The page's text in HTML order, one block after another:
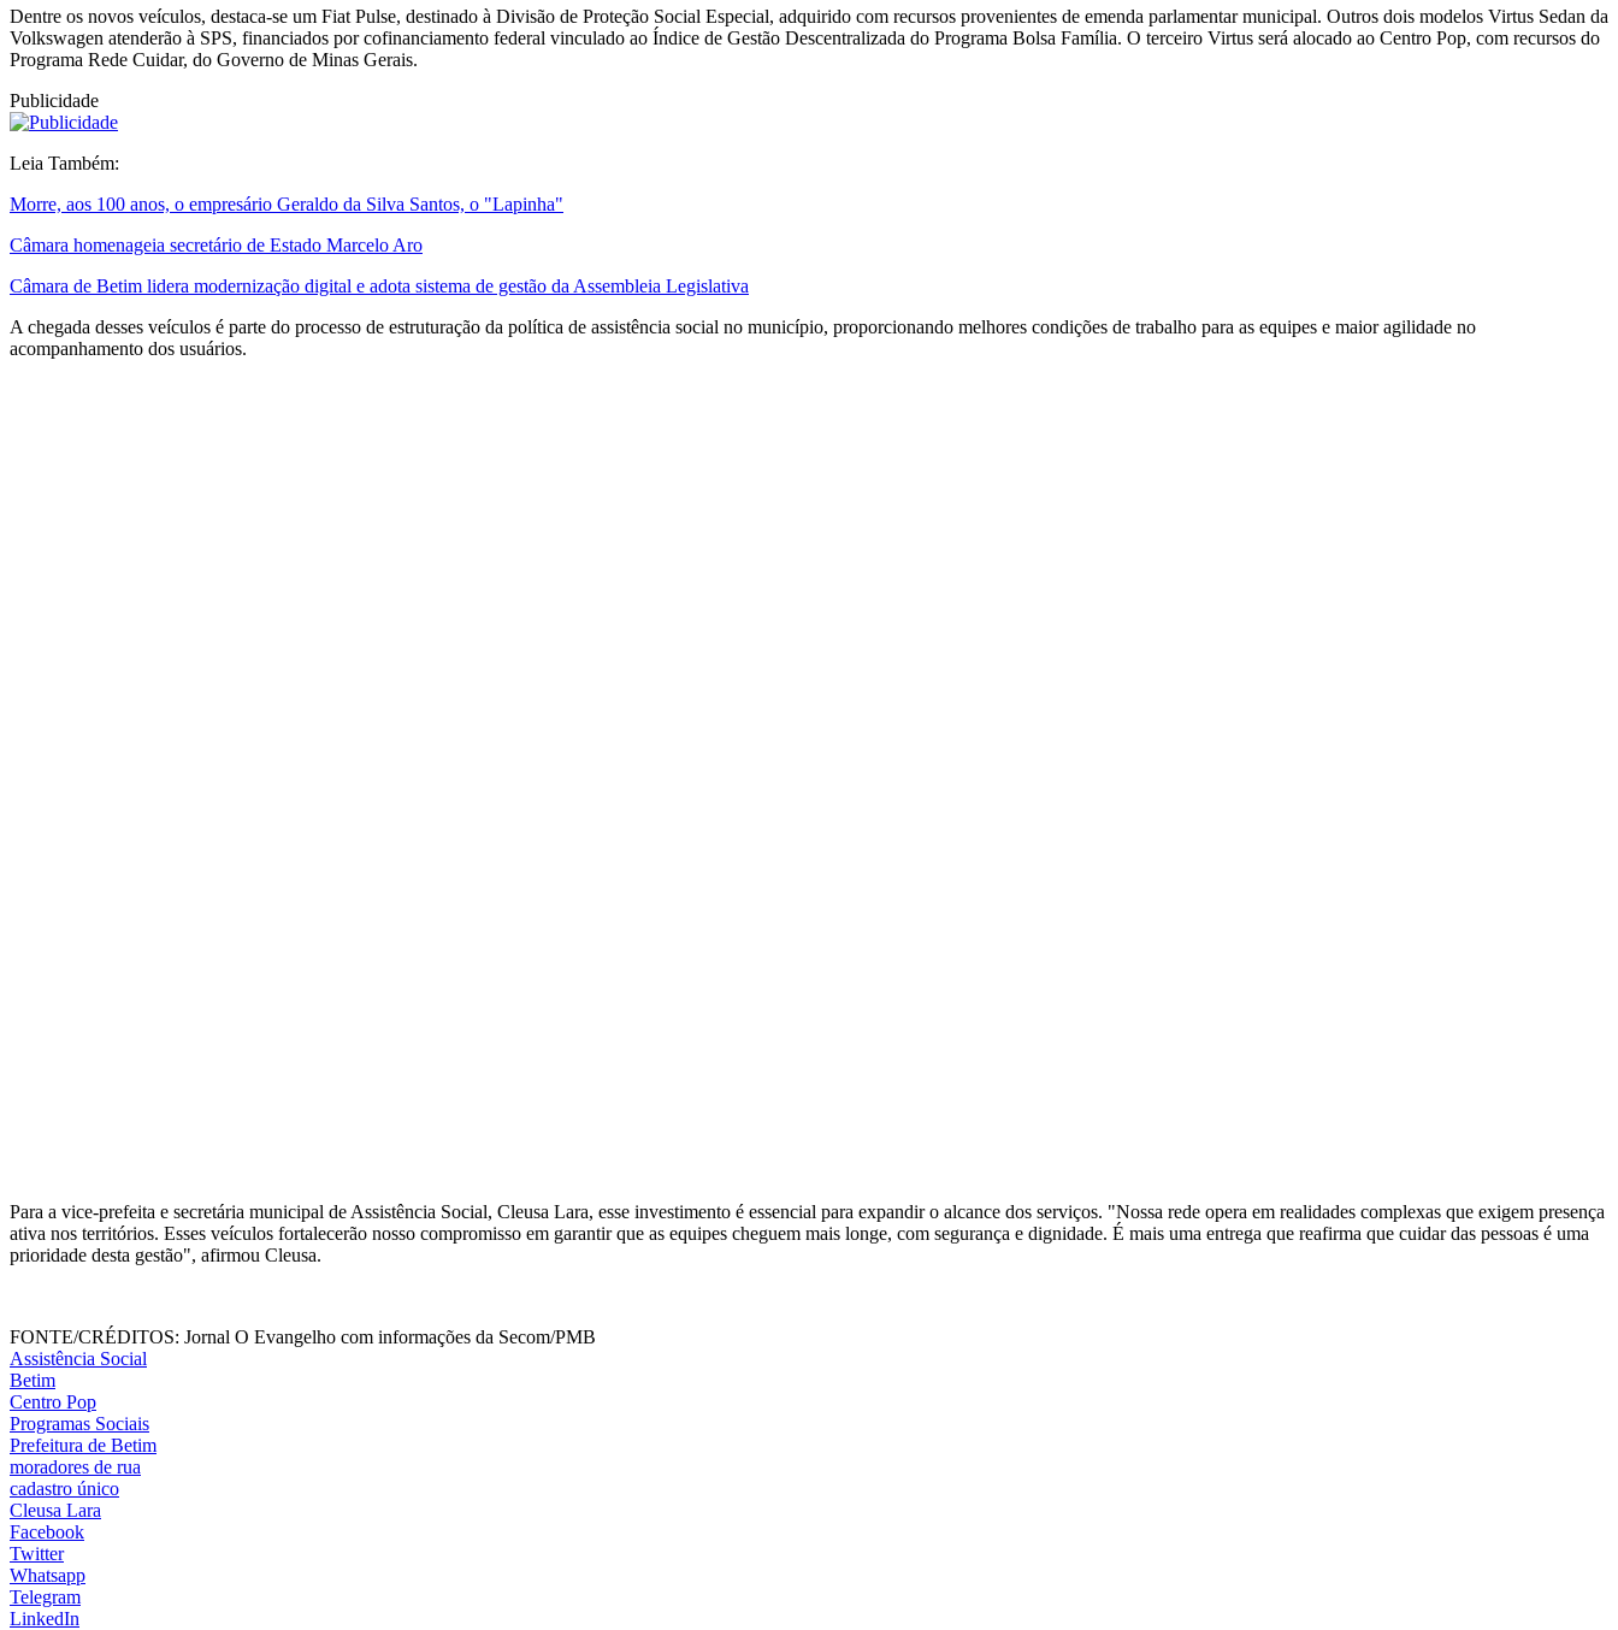
Dentre os novos veículos, destaca-se um Fiat Pulse, destinado à Divisão de Proteção Social Especial, adquirido com recursos provenientes de emenda parlamentar municipal. Outros dois modelos Virtus Sedan da
Volkswagen atenderão à SPS, financiados por cofinanciamento federal vinculado ao Índice de Gestão Descentralizada do Programa Bolsa Família. O terceiro Virtus será alocado ao Centro Pop, com recursos do
Programa Rede Cuidar, do Governo de Minas Gerais.
Publicidade
Leia Também:
Morre, aos 100 anos, o empresário Geraldo da Silva Santos, o "Lapinha"
Câmara homenageia secretário de Estado Marcelo Aro
Câmara de Betim lidera modernização digital e adota sistema de gestão da Assembleia Legislativa
A chegada desses veículos é parte do processo de estruturação da política de assistência social no município, proporcionando melhores condições de trabalho para as equipes e maior agilidade no
acompanhamento dos usuários.
Para a vice-prefeita e secretária municipal de Assistência Social, Cleusa Lara, esse investimento é essencial para expandir o alcance dos serviços. "Nossa rede opera em realidades complexas que exigem presença
ativa nos territórios. Esses veículos fortalecerão nosso compromisso em garantir que as equipes cheguem mais longe, com segurança e dignidade. É mais uma entrega que reafirma que cuidar das pessoas é uma
prioridade desta gestão", afirmou Cleusa.
FONTE/CRÉDITOS: Jornal O Evangelho com informações da Secom/PMB
Assistência Social
Betim
Centro Pop
Programas Sociais
Prefeitura de Betim
moradores de rua
cadastro único
Cleusa Lara
Facebook
Twitter
Whatsapp
Telegram
LinkedIn